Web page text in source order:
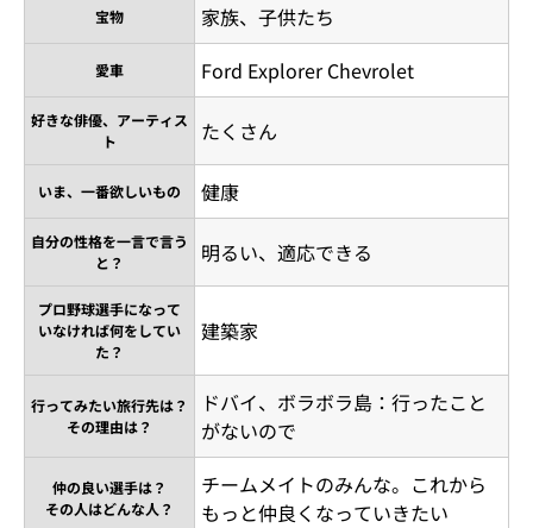
宝物 家族、子供たち
愛車 Ford Explorer Chevrolet
好きな俳優、アーティス
ト
たくさん
いま、一番欲しいもの 健康
自分の性格を一言で言う
と？
明るい、適応できる
プロ野球選手になって
いなければ何をしてい
た？
建築家
行ってみたい旅行先は？
その理由は？
ドバイ、ボラボラ島：行ったこと
がないので
仲の良い選手は？
その人はどんな人？
チームメイトのみんな。これから
もっと仲良くなっていきたい